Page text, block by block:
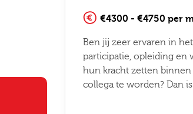
€4300 - €4750 per
Ben jij zeer ervaren in
participatie, opleiding en
hun kracht zetten
collega te worden? Dan
Altijd als 1e op de
nieuwste vacatures
alert aanmaakt!